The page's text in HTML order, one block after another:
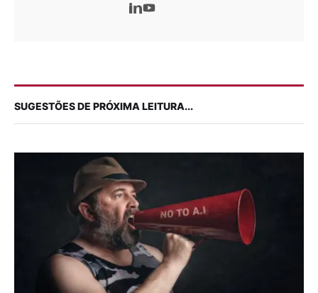
SUGESTÕES DE PRÓXIMA LEITURA...